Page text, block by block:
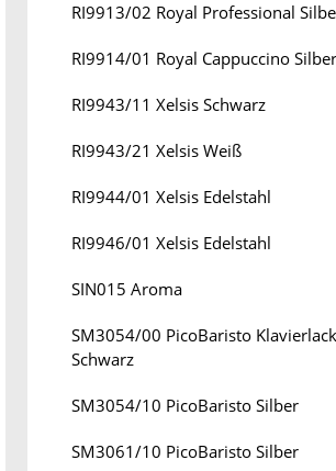
RI9913/02 Royal Professional
RI9914/01 Royal Cappuccino
RI9943/11 Xelsis Schwarz
RI9943/21 Xelsis Weiß
RI9944/01 Xelsis Edelstahl
RI9946/01 Xelsis Edelstahl
SIN015 Aroma
SM3054/00 PicoBaristo Klavierlack
Schwarz
SM3054/10 PicoBaristo Silber
SM3061/10 PicoBaristo Silber